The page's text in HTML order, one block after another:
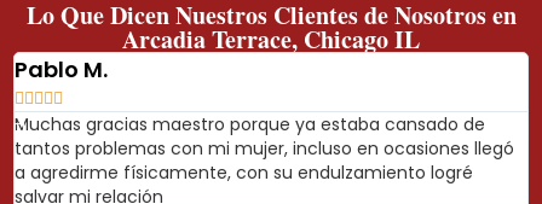
Lo Que Dicen Nuestros Clientes de Nosotros en
Arcadia Terrace, Chicago IL
Pablo M.
    
Muchas gracias maestro porque ya estaba cansado de
tantos problemas con mi mujer, incluso en ocasiones llegó
a agredirme físicamente, con su endulzamiento logré
salvar mi relación